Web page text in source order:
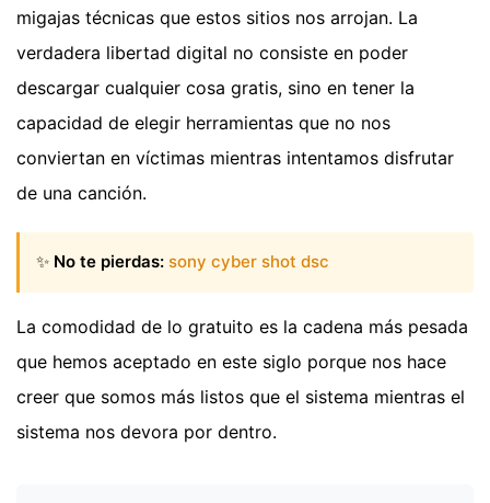
migajas técnicas que estos sitios nos arrojan. La
verdadera libertad digital no consiste en poder
descargar cualquier cosa gratis, sino en tener la
capacidad de elegir herramientas que no nos
conviertan en víctimas mientras intentamos disfrutar
de una canción.
✨ No te pierdas: sony cyber shot dsc
La comodidad de lo gratuito es la cadena más pesada
que hemos aceptado en este siglo porque nos hace
creer que somos más listos que el sistema mientras el
sistema nos devora por dentro.